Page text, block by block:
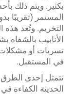
بكثير. ويتم ذلك
المستمر (تقريبًا
التخريم. وتُعد
الأنابيب
تسربات أو
في المستقبل.
تتمثل إحدى الطرق
الحديثة الكفاءة